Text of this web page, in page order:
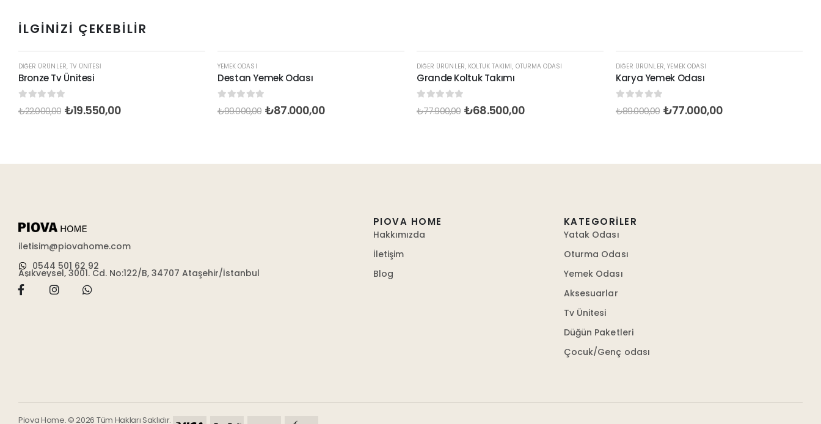
İLGINIZI ÇEKEBILIR
DIĞER ÜRÜNLER, TV ÜNITESI
Bronze Tv Ünitesi
out of 5
₺22.000,00 ₺19.550,00
YEMEK ODASI
Destan Yemek Odası
out of 5
₺99.000,00 ₺87.000,00
DIĞER ÜRÜNLER, KOLTUK TAKIMI, OTURMA ODASI
Grande Koltuk Takımı
out of 5
₺77.900,00 ₺68.500,00
DIĞER ÜRÜNLER, YEMEK ODASI
Karya Yemek Odası
out of 5
₺89.000,00 ₺77.000,00
iletisim@piovahome.com
0544 501 62 92
Aşıkveysel, 3001. Cd. No:122/B, 34707 Ataşehir/İstanbul
PIOVA HOME
Hakkımızda
İletişim
Blog
KATEGORILER
Yatak Odası
Oturma Odası
Yemek Odası
Aksesuarlar
Tv Ünitesi
Düğün Paketleri
Çocuk/Genç odası
Piova Home. © 2026 Tüm Hakları Saklıdır.